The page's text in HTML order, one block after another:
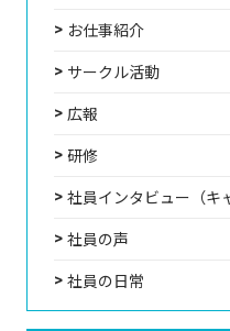
お仕事紹介
サークル活動
広報
研修
社員インタビュー（キ
社員の声
社員の日常